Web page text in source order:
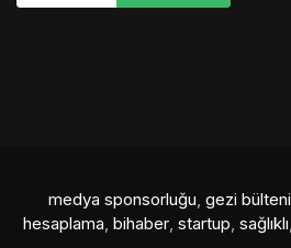
medya sponsorluğu, gezi bülteni
hesaplama, bihaber, startup, sağlıklı,